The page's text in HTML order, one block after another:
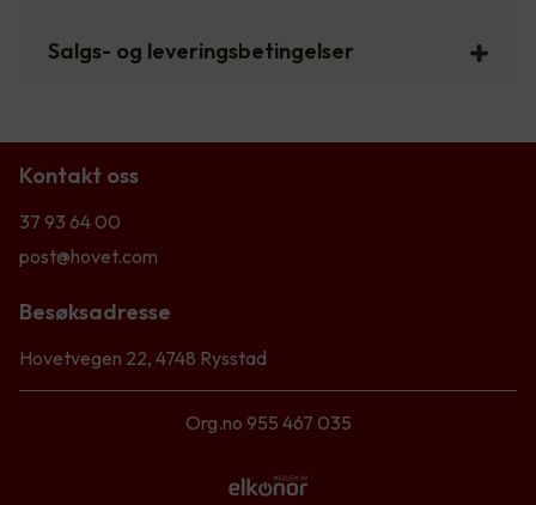
Salgs- og leveringsbetingelser
Kontakt oss
37 93 64 00
post@hovet.com
Besøksadresse
Hovetvegen 22, 4748 Rysstad
Org.no 955 467 035